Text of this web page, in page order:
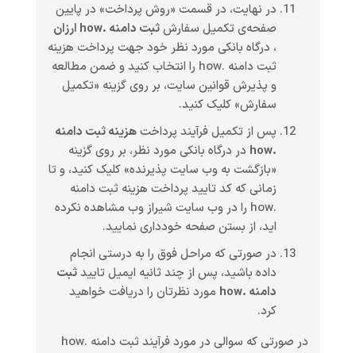
در نهایت، در قسمت «روش پرداخت» در پایین
صفحه‌ی تکمیل سفارشثبت دامنه .how ارزان
، درگاه بانکی مورد نظر خود جهت پرداخت هزینه
ثبت دامنه .how را انتخاب کنید و ضمن مطالعه
و پذیرش قوانین سایت، بر روی گزینه «تکمیل
سفارش» کلیک کنید.
پس از تکمیل فرآیند پرداختهزینه ثبت دامنه
.how
در درگاه بانکی مورد نظر، بر روی گزینه
«بازگشت به وب سایت پذیرنده» کلیک کنید، و تا
زمانی که کد تایید پرداخت هزینه ثبت دامنه
.how را در وب سایت شیراز وب مشاهده نکرده
اید، از بستن صفحه خودداری نمایید.
در صورتی که مراحل فوق را به درستی انجام
داده باشید، پس از چند ثانیه ایمیل تاییدثبت
دامنه .how
مورد نظرتان را دریافت خواهید
کرد.
در صورتی که سوالی در مورد فرآیند ثبت دامنه .how